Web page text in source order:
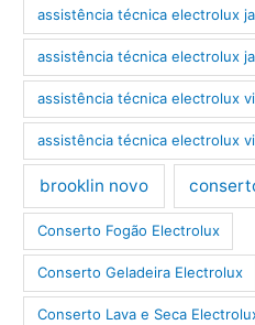
assistência técnica electrolux
assistência técnica electrolux
assistência técnica electrolux
assistência técnica electrolux
brooklin novo
Conserto Fogão Electrolux
Conserto Geladeira Electrolux
Conserto Lava e Seca